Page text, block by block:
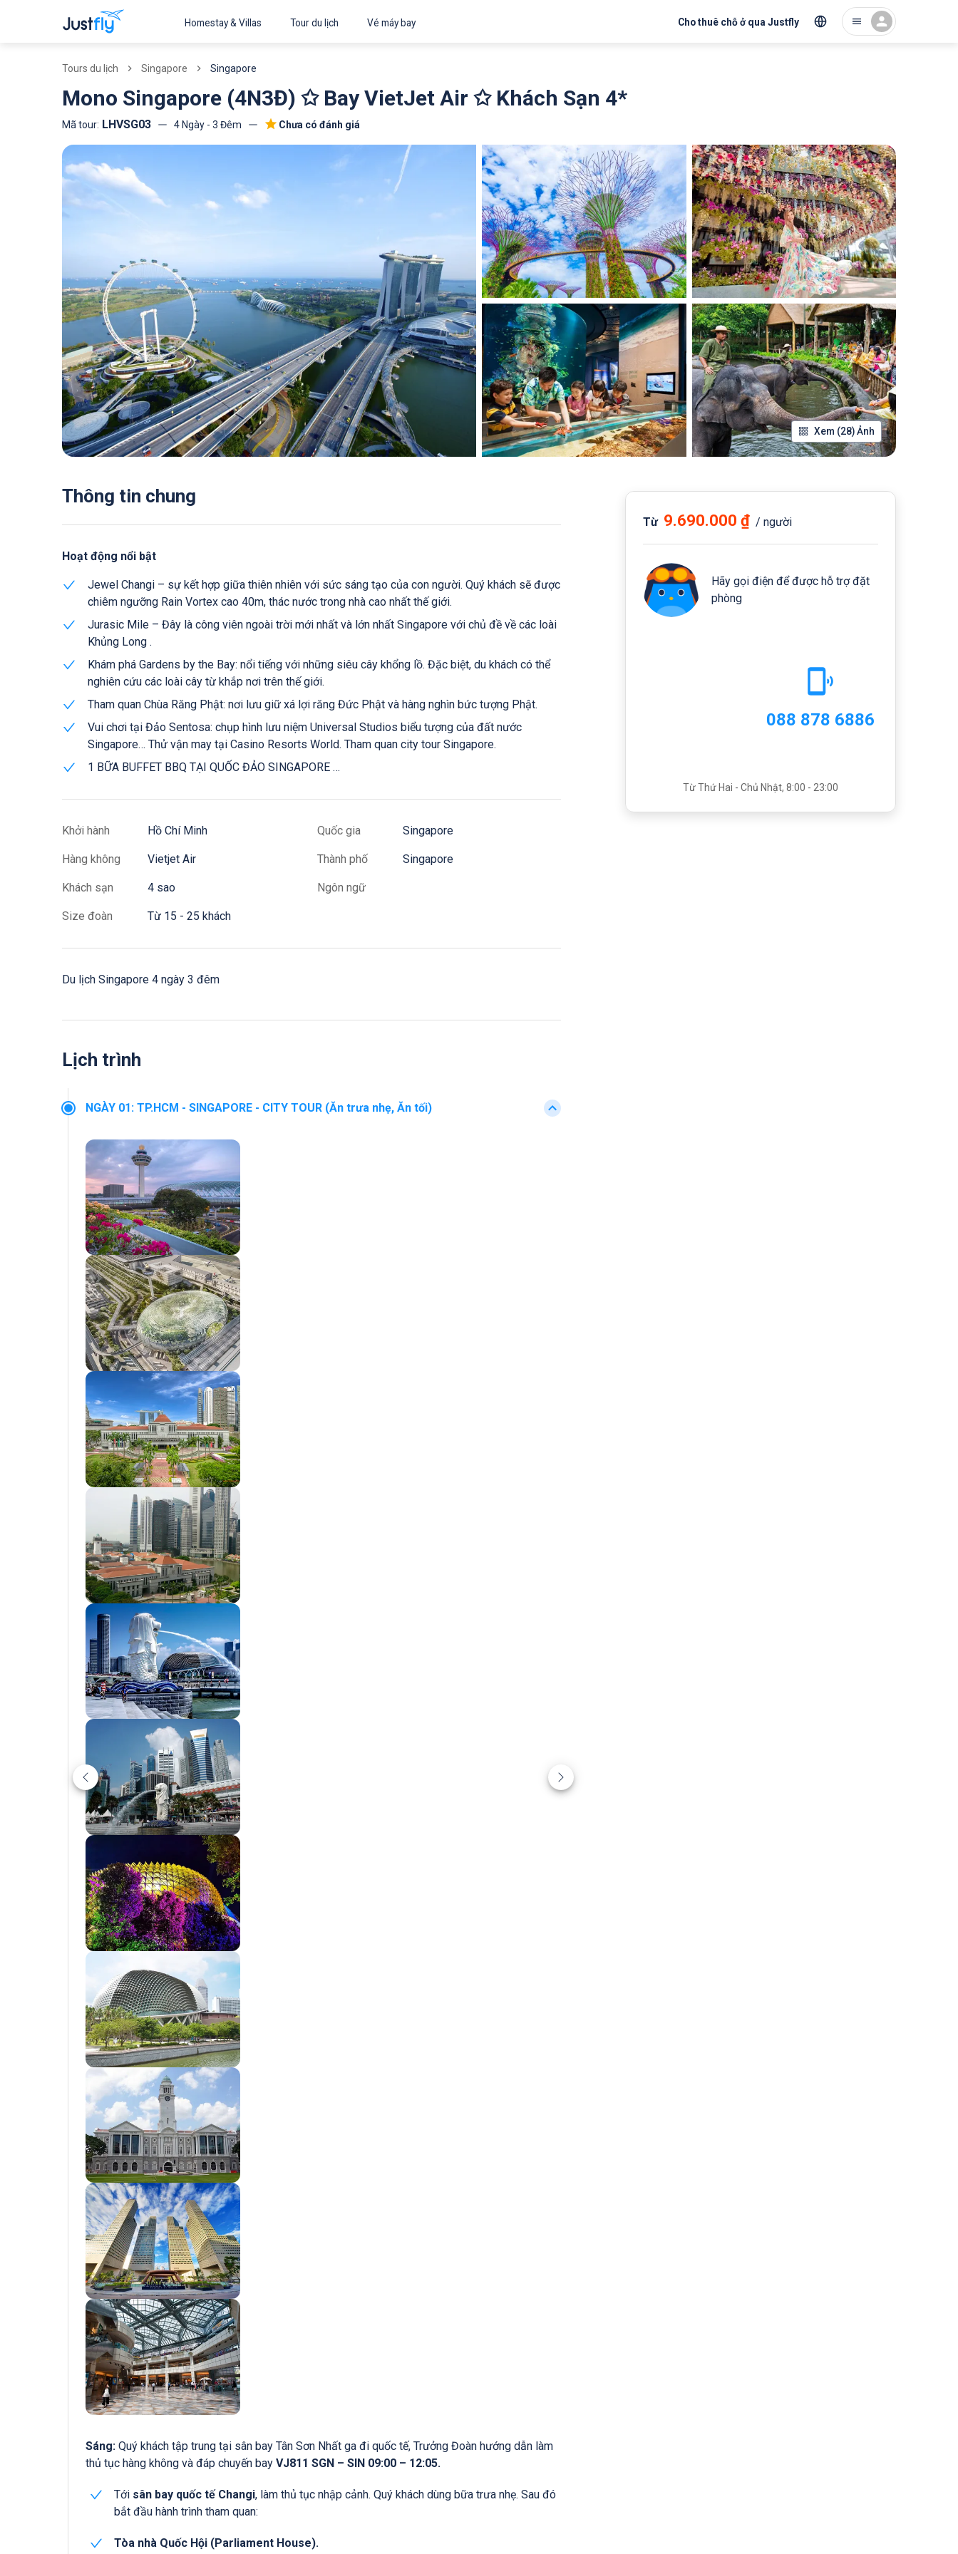
Homestay & Villas Tour du lịch Vé máy bay Cho thuê chỗ ở qua Justfly
Xem (28) Ảnh
Tours du lịch Singapore Singapore
Mono Singapore (4N3Đ) ✩ Bay VietJet Air ✩ Khách Sạn 4*
Mã tour: LHVSG03 4 Ngày - 3 Đêm Chưa có đánh giá
Thông tin chung
Hoạt động nổi bật
Jewel Changi – sự kết hợp giữa thiên nhiên với sức sáng tạo của con người. Quý khách sẽ được
chiêm ngưỡng Rain Vortex cao 40m, thác nước trong nhà cao nhất thế giới.
Jurasic Mile – Đây là công viên ngoài trời mới nhất và lớn nhất Singapore với chủ đề về các loài
Khủng Long .
Khám phá Gardens by the Bay: nổi tiếng với những siêu cây khổng lồ. Đặc biệt, du khách có thể
nghiên cứu các loài cây từ khắp nơi trên thế giới.
Tham quan Chùa Răng Phật: nơi lưu giữ xá lợi răng Đức Phật và hàng nghìn bức tượng Phật.
Vui chơi tại Đảo Sentosa: chụp hình lưu niệm Universal Studios biểu tượng của đất nước
Singapore… Thử vận may tại Casino Resorts World. Tham quan city tour Singapore.
1 BỮA BUFFET BBQ TẠI QUỐC ĐẢO SINGAPORE …
Khởi hành Hồ Chí Minh
Hàng không Vietjet Air
Khách sạn 4 sao
Size đoàn Từ 15 - 25 khách
Quốc gia Singapore
Thành phố Singapore
Ngôn ngữ
Du lịch Singapore 4 ngày 3 đêm
Lịch trình
NGÀY 01: TP.HCM - SINGAPORE - CITY TOUR (Ăn trưa nhẹ, Ăn tối)
Sáng: Quý khách tập trung tại sân bay Tân Sơn Nhất ga đi quốc tế, Trưởng Đoàn hướng dẫn làm
thủ tục hàng không và đáp chuyến bay VJ811 SGN – SIN 09:00 – 12:05.
Tới sân bay quốc tế Changi, làm thủ tục nhập cảnh. Quý khách dùng bữa trưa nhẹ. Sau đó
bắt đầu hành trình tham quan:
Tòa nhà Quốc Hội (Parliament House).
Từ 9.690.000 ₫ / người
Hãy gọi điện để được hỗ trợ đặt
phòng
088 878 6886
Từ Thứ Hai - Chủ Nhật, 8:00 - 23:00